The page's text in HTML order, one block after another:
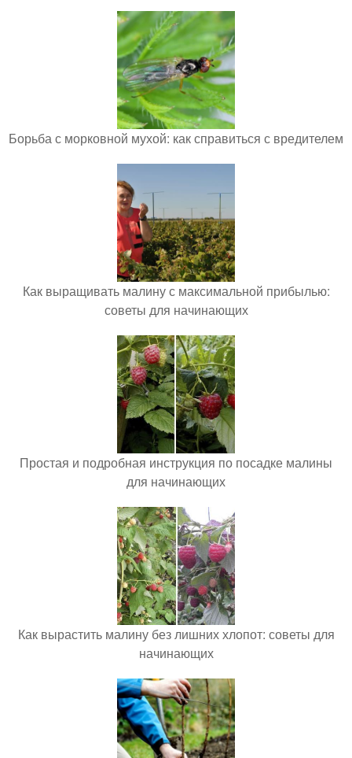
Борьба с морковной мухой: как справиться с вредителем
Как выращивать малину с максимальной прибылью:
советы для начинающих
Простая и подробная инструкция по посадке малины
для начинающих
Как вырастить малину без лишних хлопот: советы для
начинающих